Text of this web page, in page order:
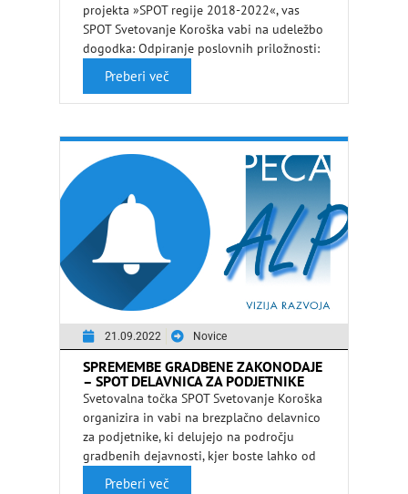
projekta »SPOT regije 2018-2022«, vas
SPOT Svetovanje Koroška vabi na udeležbo
dogodka: Odpiranje poslovnih priložnosti:
7. poslovni forum za …
Preberi več
21.09.2022 Novice
SPREMEMBE GRADBENE ZAKONODAJE
– SPOT DELAVNICA ZA PODJETNIKE
Svetovalna točka SPOT Svetovanje Koroška
organizira in vabi na brezplačno delavnico
za podjetnike, ki delujejo na področju
gradbenih dejavnosti, kjer boste lahko od
strokovnjakov …
Preberi več